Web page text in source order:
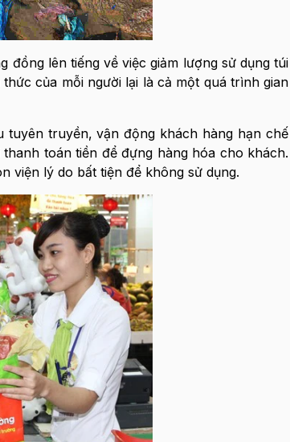
lên tiếng về việc giảm lượng sử dụng túi
của mỗi người lại là cả một quá trình gian
tuyên truyền, vận động khách hàng hạn chế
toán tiền để đựng hàng hóa cho khách.
viện lý do bất tiện để không sử dụng.